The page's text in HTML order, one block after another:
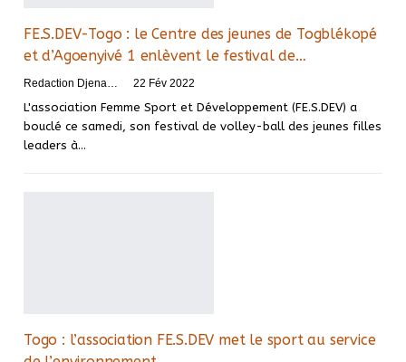
FE.S.DEV-Togo : le Centre des jeunes de Togblékopé
et d’Agoenyivé 1 enlèvent le festival de…
Redaction DjenaSport 22 Fév 2022
L'association Femme Sport et Développement (FE.S.DEV) a
bouclé ce samedi, son festival de volley-ball des jeunes filles
leaders à…
Togo : l’association FE.S.DEV met le sport au service